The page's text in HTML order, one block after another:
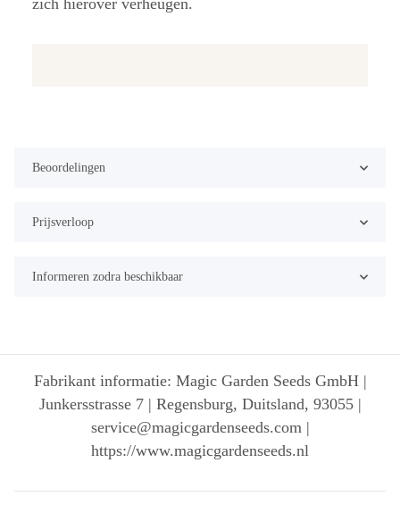
zich hierover verheugen.
Beoordelingen
Prijsverloop
Informeren zodra beschikbaar
Fabrikant informatie: Magic Garden Seeds GmbH |
Junkersstrasse 7 | Regensburg, Duitsland, 93055 |
service@magicgardenseeds.com |
https://www.magicgardenseeds.nl